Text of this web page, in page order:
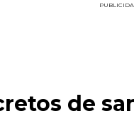
de